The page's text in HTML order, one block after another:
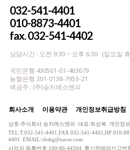
032-541-4401
010-8873-4401
fax. 032-541-4402
상담시간 : 오전 9:30 ~ 오후 6:30 (일요일
국민은행 430501-01-463679
농협은행 301-0138-7953-21
예금주 : (주)승지에스앤피
회사소개 이용약관 개인정보취급방침
상호:주식회사 승지에스앤피 대표:최성복 개인정
TEL:T.032-541-4401,FAX 032-541-4402,HP 010-
4401 EMAIL:chshg@naver.com
사업자 등록번호:109-86-44594 통신판매업신고번